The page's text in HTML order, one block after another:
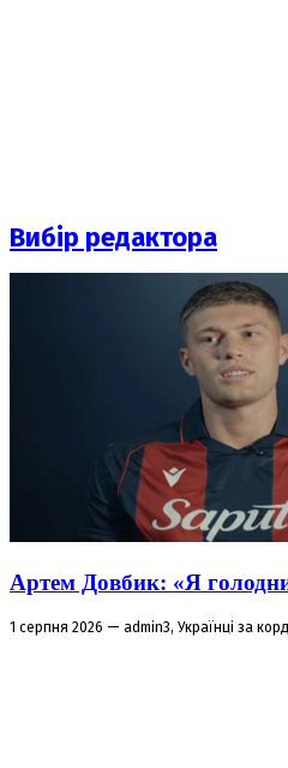
Вибір редактора
Артем Довбик: «Я
1 серпня 2026 — admin3, Українці за